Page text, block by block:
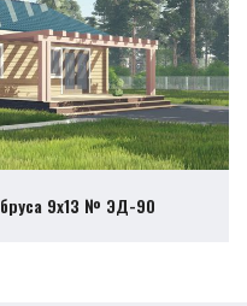
9х13 № ЭД-90